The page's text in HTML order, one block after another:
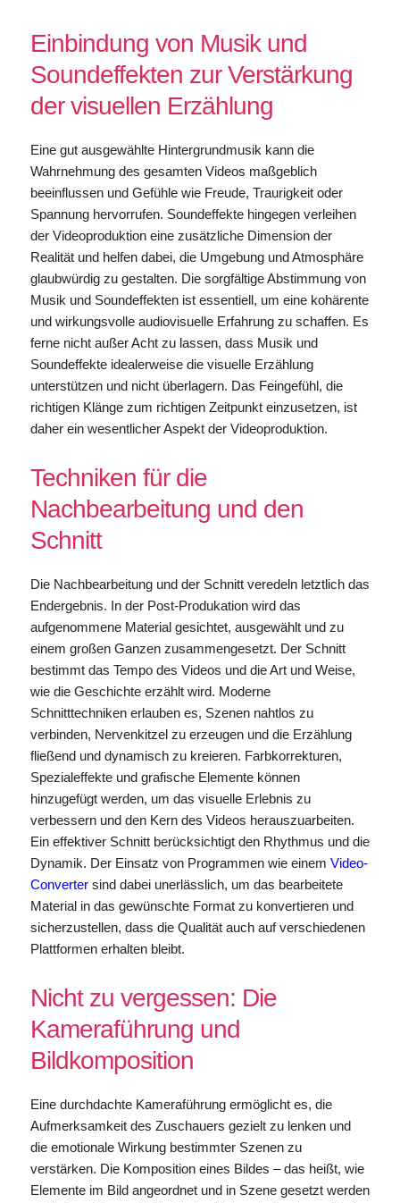
Einbindung von Musik und
Soundeffekten zur Verstärkung
der visuellen Erzählung
Eine gut ausgewählte Hintergrundmusik kann die
Wahrnehmung des gesamten Videos maßgeblich
beeinflussen und Gefühle wie Freude, Traurigkeit oder
Spannung hervorrufen. Soundeffekte hingegen verleihen
der Videoproduktion eine zusätzliche Dimension der
Realität und helfen dabei, die Umgebung und Atmosphäre
glaubwürdig zu gestalten. Die sorgfältige Abstimmung von
Musik und Soundeffekten ist essentiell, um eine kohärente
und wirkungsvolle audiovisuelle Erfahrung zu schaffen. Es
ferne nicht außer Acht zu lassen, dass Musik und
Soundeffekte idealerweise die visuelle Erzählung
unterstützen und nicht überlagern. Das Feingefühl, die
richtigen Klänge zum richtigen Zeitpunkt einzusetzen, ist
daher ein wesentlicher Aspekt der Videoproduktion.
Techniken für die
Nachbearbeitung und den
Schnitt
Die Nachbearbeitung und der Schnitt veredeln letztlich das
Endergebnis. In der Post-Produkation wird das
aufgenommene Material gesichtet, ausgewählt und zu
einem großen Ganzen zusammengesetzt. Der Schnitt
bestimmt das Tempo des Videos und die Art und Weise,
wie die Geschichte erzählt wird. Moderne
Schnitttechniken erlauben es, Szenen nahtlos zu
verbinden, Nervenkitzel zu erzeugen und die Erzählung
fließend und dynamisch zu kreieren. Farbkorrekturen,
Spezialeffekte und grafische Elemente können
hinzugefügt werden, um das visuelle Erlebnis zu
verbessern und den Kern des Videos herauszuarbeiten.
Ein effektiver Schnitt berücksichtigt den Rhythmus und die
Dynamik. Der Einsatz von Programmen wie einem Video-
Convertersind dabei unerlässlich, um das bearbeitete
Material in das gewünschte Format zu konvertieren und
sicherzustellen, dass die Qualität auch auf verschiedenen
Plattformen erhalten bleibt.
Nicht zu vergessen: Die
Kameraführung und
Bildkomposition
Eine durchdachte Kameraführung ermöglicht es, die
Aufmerksamkeit des Zuschauers gezielt zu lenken und
die emotionale Wirkung bestimmter Szenen zu
verstärken. Die Komposition eines Bildes – das heißt, wie
Elemente im Bild angeordnet und in Szene gesetzt werden